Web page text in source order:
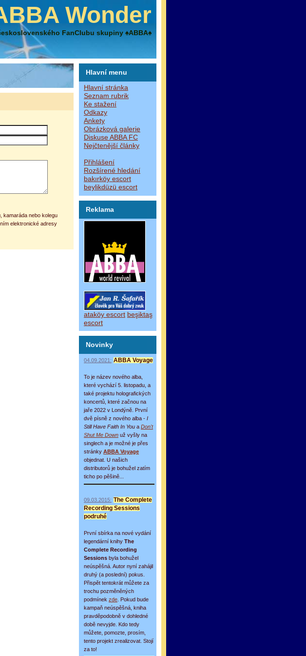
Wonder
FanClubu skupiny ♠ABBA♠
Hlavní menu
Hlavní stránka
Seznam rubrik
Ke stažení
Odkazy
Ankety
Obrázková galerie
Diskuse ABBA FC
Nejčtenější články
Přihlášení
Rozšírené hledání
bakırköy escort
beylikdüzü escort
Reklama
ataköy escort beşiktaş
escort
Novinky
04.09.2021: ABBA Voyage
To je název nového alba,
které vychází 5. listopadu, a
také projektu holografických
koncertů, které začnou na
jaře 2022 v Londýně. První
dvě písně z nového alba - I
Still Have Faith In You a Don't
Shut Me Down už vyšly na
singlech a je možné je přes
stránky ABBA Voyage
objednat. U našich
distributorů je bohužel zatím
ticho po pěšině...
09.03.2015: The Complete
Recording Sessions
podruhé
První sbírka na nové vydání
legendární knihy The
Complete Recording
Sessions byla bohužel
neúspěšná. Autor nyní zahájil
druhý (a poslední) pokus.
Přispět tentokrát můžete za
trochu pozměněných
podmínek zde . Pokud bude
kampaň neúspěšná, kniha
pravděpodobně v dohledné
době nevyjde. Kdo tedy
můžete, pomozte, prosím,
tento projekt zrealizovat. Stojí
za to!
kamaráda nebo kolegu
elektronické adresy